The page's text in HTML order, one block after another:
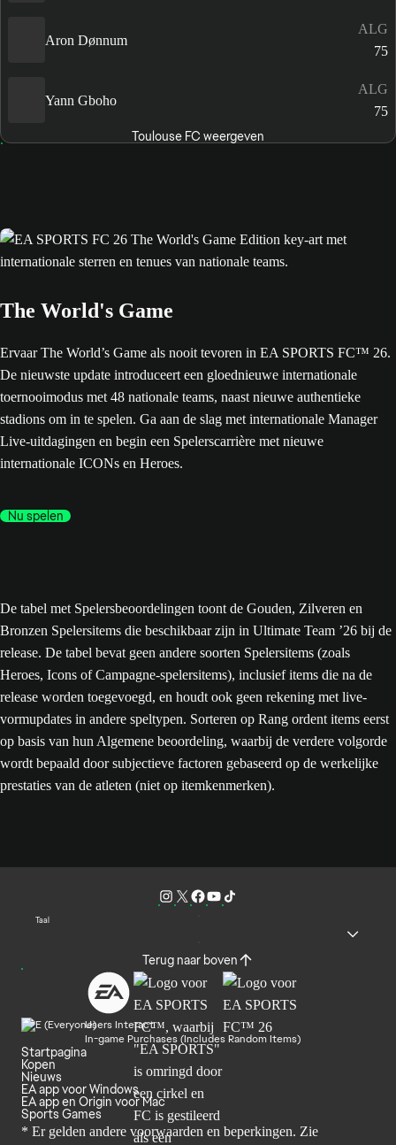
Aron Dønnum
ALG
75
Yann Gboho
ALG
75
Toulouse FC weergeven
The World's Game
Ervaar The World’s Game als nooit tevoren in EA SPORTS FC™ 26.
De nieuwste update introduceert een gloednieuwe internationale
toernooimodus met 48 nationale teams, naast nieuwe authentieke
stadions om in te spelen. Ga aan de slag met internationale Manager
Live-uitdagingen en begin een Spelerscarrière met nieuwe
internationale ICONs en Heroes.
Nu spelen
De tabel met Spelersbeoordelingen toont de Gouden, Zilveren en
Bronzen Spelersitems die beschikbaar zijn in Ultimate Team ’26 bij de
release. De tabel bevat geen andere soorten Spelersitems (zoals
Heroes, Icons of Campagne-spelersitems), inclusief items die na de
release worden toegevoegd, en houdt ook geen rekening met live-
vormupdates in andere speltypen. Sorteren op Rang ordent items eerst
op basis van hun Algemene beoordeling, waarbij de verdere volgorde
wordt bepaald door subjectieve factoren gebaseerd op de werkelijke
prestaties van de atleten (niet op itemkenmerken).
Taal
Terug naar boven
Users Interact
In-game Purchases (Includes Random Items)
Startpagina
Kopen
Nieuws
EA app voor Windows
EA app en Origin voor Mac
Sports Games
* Er gelden andere voorwaarden en beperkingen. Zie